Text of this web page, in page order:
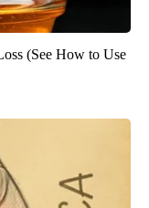
(See How to Use